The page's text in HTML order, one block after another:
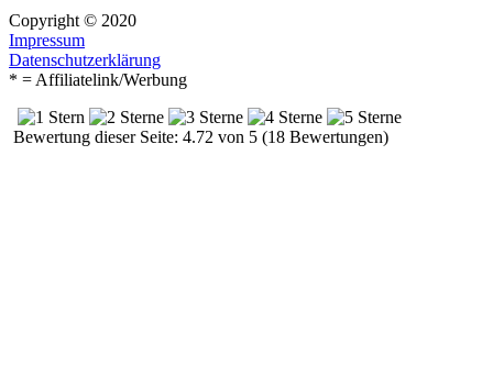
Copyright © 2020
Impressum
Datenschutzerklärung
* = Affiliatelink/Werbung
Bewertung dieser Seite: 4.72 von 5 (18 Bewertungen)